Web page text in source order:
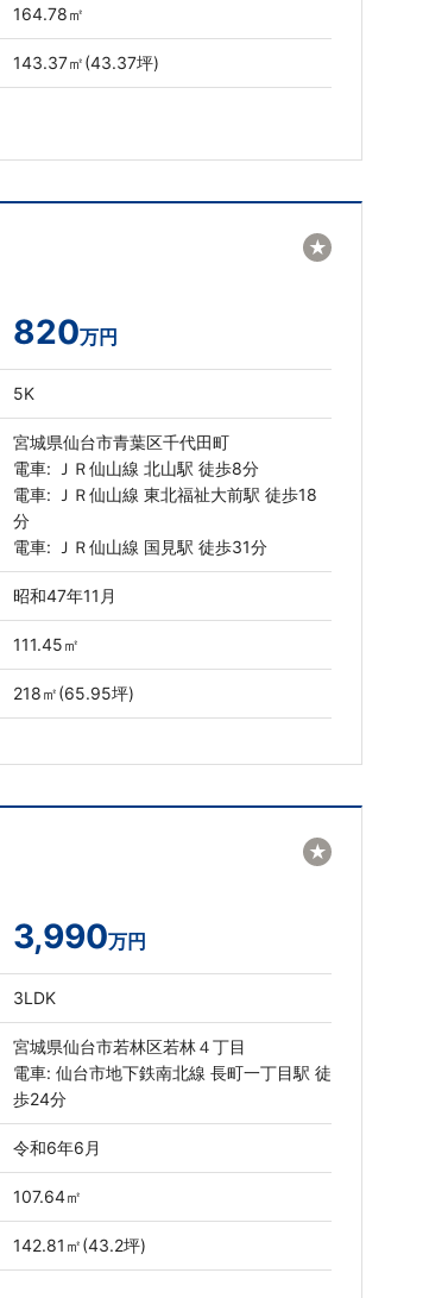
164.78㎡
143.37㎡(43.37坪)
820万円
5K
宮城県仙台市青葉区千代田町
電車: ＪＲ仙山線 北山駅 徒歩8分
電車: ＪＲ仙山線 東北福祉大前駅 徒歩18
分
電車: ＪＲ仙山線 国見駅 徒歩31分
昭和47年11月
111.45㎡
218㎡(65.95坪)
★
3,990万円
3LDK
宮城県仙台市若林区若林４丁目
電車: 仙台市地下鉄南北線 長町一丁目駅 徒
歩24分
令和6年6月
107.64㎡
142.81㎡(43.2坪)
★